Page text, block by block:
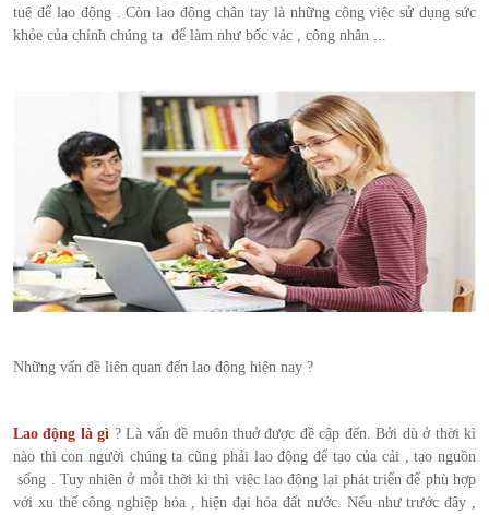
tuệ để lao động . Còn lao động chân tay là những công việc sử dụng sức
khỏe của chính chúng ta để làm như bốc vác , công nhân ...
Những vấn đề liên quan đến lao động hiện nay ?
Lao động là gì ? Là vấn đề muôn thuở được đề cập đến. Bởi dù ở thời kì
nào thì con người chúng ta cũng phải lao động để tạo của cải , tạo nguồn
sống . Tuy nhiên ở mỗi thời kì thì việc lao động lại phát triển để phù hợp
với xu thế công nghiệp hóa , hiện đại hóa đất nước. Nếu như trước đây ,